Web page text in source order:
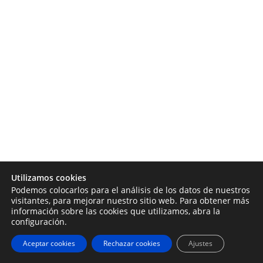
Utilizamos cookies
Podemos colocarlos para el análisis de los datos de nuestros
visitantes, para mejorar nuestro sitio web. Para obtener más
información sobre las cookies que utilizamos, abra la
configuración.
Aceptar cookies Rechazar cookies Ajustes